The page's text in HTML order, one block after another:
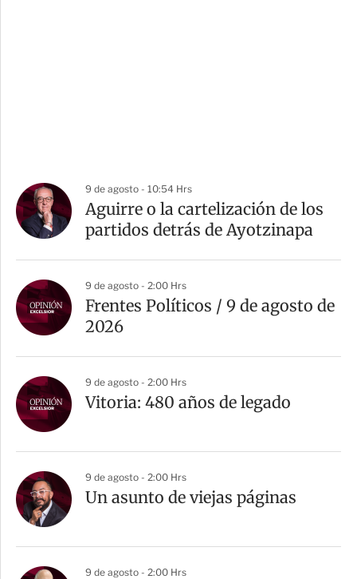
9 de agosto - 10:54 Hrs
Aguirre o la cartelización de los
partidos detrás de Ayotzinapa
9 de agosto - 2:00 Hrs
Frentes Políticos / 9 de agosto de
2026
9 de agosto - 2:00 Hrs
Vitoria: 480 años de legado
9 de agosto - 2:00 Hrs
Un asunto de viejas páginas
9 de agosto - 2:00 Hrs